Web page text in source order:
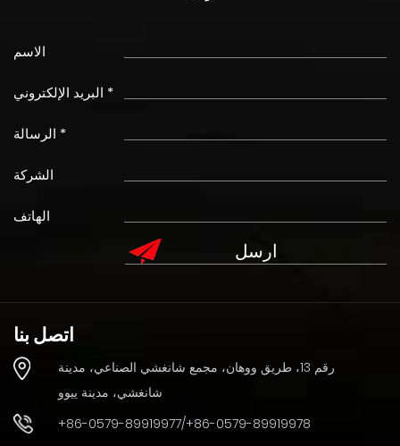
الاسم
البريد الإلكتروني *
الرسالة *
الشركة
الهاتف
اتصل بنا
رقم 13، طريق ووهان، مجمع شانغشي الصناعي، مدينة
شانغشي، مدينة ييوو
+86-0579-89919977/+86-0579-89919978